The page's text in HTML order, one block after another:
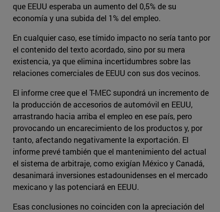
que EEUU esperaba un aumento del 0,5% de su
economía y una subida del 1% del empleo.
En cualquier caso, ese tímido impacto no sería tanto por
el contenido del texto acordado, sino por su mera
existencia, ya que elimina incertidumbres sobre las
relaciones comerciales de EEUU con sus dos vecinos.
El informe cree que el T-MEC supondrá un incremento de
la producción de accesorios de automóvil en EEUU,
arrastrando hacia arriba el empleo en ese país, pero
provocando un encarecimiento de los productos y, por
tanto, afectando negativamente la exportación. El
informe prevé también que el mantenimiento del actual
el sistema de arbitraje, como exigían México y Canadá,
desanimará inversiones estadounidenses en el mercado
mexicano y las potenciará en EEUU.
Esas conclusiones no coinciden con la apreciación del